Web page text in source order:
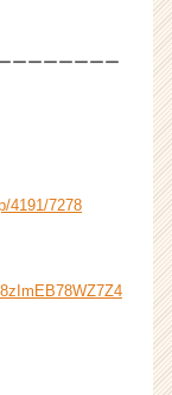
ーーーーーーー
4191/7278